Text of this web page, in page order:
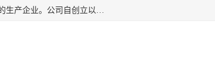
广东中业国际电缆有限公司是一家中业牌电线电缆公司，公司集线缆研发、生产、销售、服务于一体的生产企业。公司自创立以来一直跟随工业化、信息化的发展道路，并坚持以中国质量认证中心ISO9001管理体系进行企业管理。